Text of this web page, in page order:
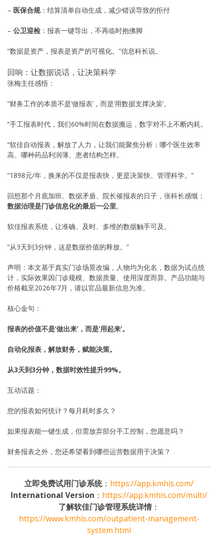
– 医保合规：结算清单自动生成，减少错误导致的拒付
– 公卫迎检 ：报表一键导出，不再临时抱佛脚
“数据是资产，报表是资产的可视化。”信息科长说。
回响：让数据说话，让决策科学
张梅主任感悟：
“财务工作的本质不是’做报表’，而是’用数据支撑决策’。
“手工报表时代，我们60%时间在数据搬运，数字对不上不断内耗。
“软佳自动报表，解放了人力，让我们能聚焦分析：哪个医生效率
高、哪种药品利润薄、患者结构怎样。
“1898元/年，换来的不仅是报表快，更是决策快、管理科学。”
回想那个月底加班、数据矛盾、院长催报表的日子，张科长感慨：
数据治理是门诊信息化的最后一公里。
软佳报表系统，让准确、及时、多维的数据触手可及。
“从3天到3分钟，这是数据价值的释放。”
声明：本文基于真实门诊场景改编，人物均为化名，数据为试点统
计，实际效果因门诊规模、数据质量、使用深度而异。产品功能与
价格截至2026年7月，请以官品最新信息为准。
核心金句：
报表的价值不是’做出来’，而是’用起来’。
自动化报表，解放财务，赋能决策。
从3天到3分钟，数据时效性提升99%。
互动话题：
您的报表如何统计？每月耗时多久？
如果报表能一键生成，但需放弃部分手工控制，您愿意吗？
财务报表之外，您还希望看到哪些运营数据用于决策？
立即免费试用门诊系统： https://app.kmhis.com/
International Version ： https://app.kmhis.com/multi/
了解软佳门诊管理系统详情：
https://www.kmhis.com/outpatient-management-
system.html